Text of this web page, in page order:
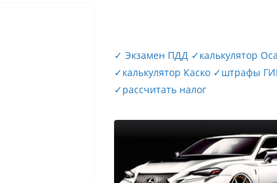
✓ Экзамен ПДД ✓калькулятор
✓калькулятор Каско ✓штрафы
✓рассчитать налог